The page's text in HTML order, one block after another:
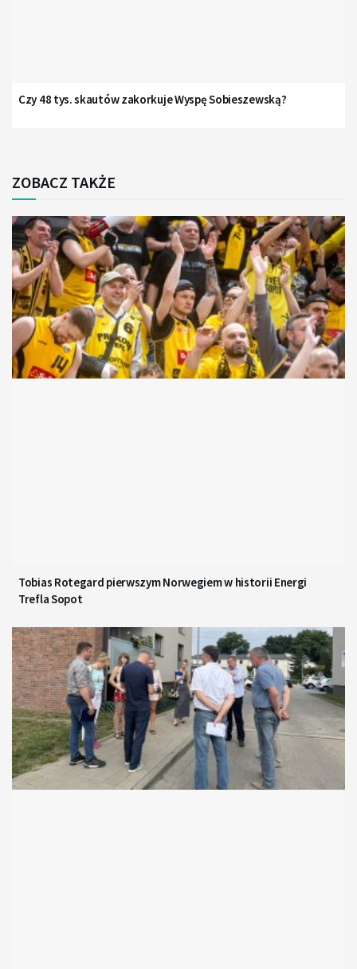
Czy 48 tys. skautów zakorkuje Wyspę Sobieszewską?
ZOBACZ TAKŻE
Tobias Rotegard pierwszym Norwegiem w historii Energi
Trefla Sopot